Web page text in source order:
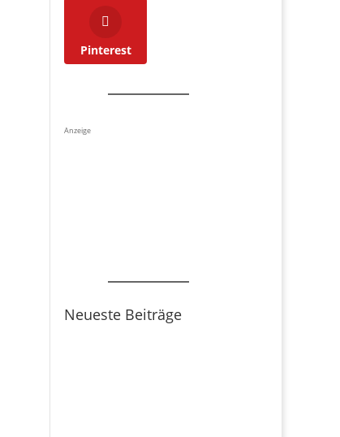
Pinterest
Anzeige
Neueste Beiträge